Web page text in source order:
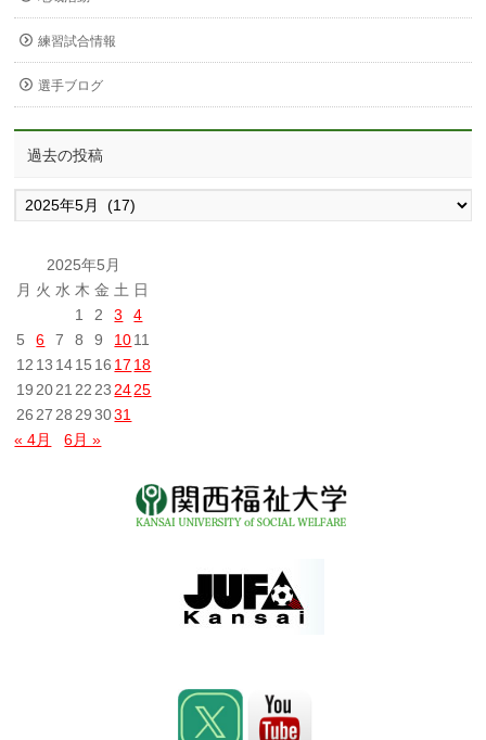
練習試合情報
選手ブログ
過去の投稿
過
去
稿
2025年5月
月 火 水 木 金 土 日
1
2 3
4
5
6 7 8 9 1011
12 13 1415 16 17 18
19 2021 22 23 2425
26 27 28 29 3031
« 4月
6月 »